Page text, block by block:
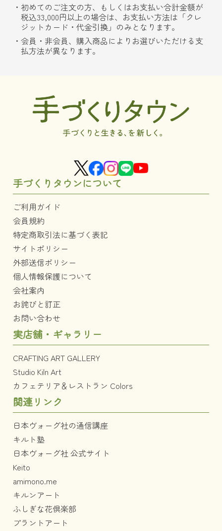
初めてのご注文の方、もしくはお支払い合計金額が
税込33,000円以上の場合は、お支払い方法は「クレ
ジットカード・代金引換」のみとなります。
会員・非会員、購入商品によりお選びいただける支
払方法が異なります。
手づくりタウンについて
ご利用ガイド
会員規約
特定商取引法に基づく表記
サイトポリシー
外部送信ポリシー
個人情報保護について
会社案内
お詫びと訂正
お問い合わせ
実店舗・ギャラリー
CRAFTING ART GALLERY
Studio Kiln Art
カフェテリア＆レストラン Colors
関連リンク
日本ヴォーグ社の通信講座
キルト塾
日本ヴォーグ社 公式サイト
Keito
amimono.me
キルンアート
ふしぎな花倶楽部
プラントアート